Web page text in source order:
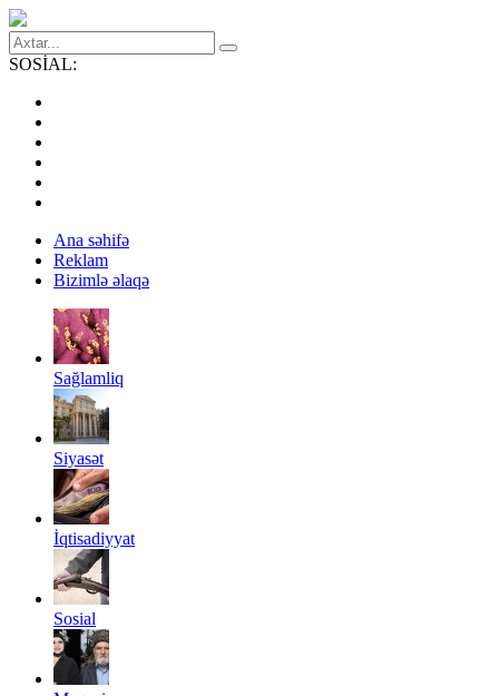
SOSİAL:
Ana səhifə
Reklam
Bizimlə əlaqə
Sağlamliq
Siyasət
İqtisadiyyat
Sosial